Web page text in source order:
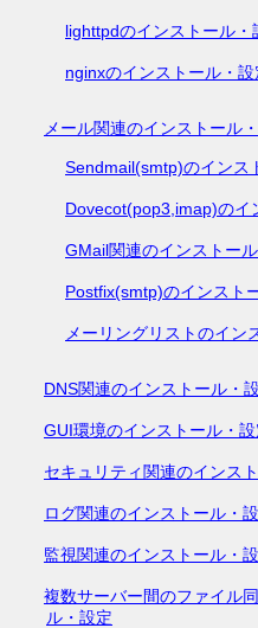
lighttpdのインストール・
nginxのインストール・設
メール関連のインストール
Sendmail(smtp)のインス
Dovecot(pop3,imap)のイ
GMail関連のインストー
Postfix(smtp)のインスト
メーリングリストのイン
DNS関連のインストール・
GUI環境のインストール・設
セキュリティ関連のインス
ログ関連のインストール・
監視関連のインストール・
複数サーバー間のファイル
ル・設定